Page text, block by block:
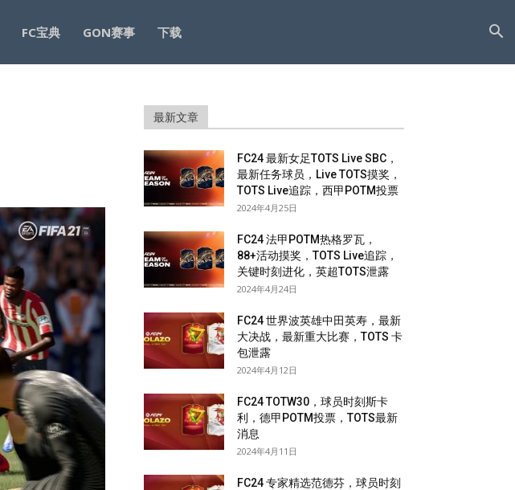
FC宝典 GON赛事 下载
最新文章
FC24 最新女足TOTS Live SBC，
最新任务球员，Live TOTS摸奖，
TOTS Live追踪，西甲POTM投票
2024年4月25日
FC24 法甲POTM热格罗瓦，
88+活动摸奖，TOTS Live追踪，
关键时刻进化，英超TOTS泄露
2024年4月24日
FC24 世界波英雄中田英寿，最新
大决战，最新重大比赛，TOTS 卡
包泄露
2024年4月12日
FC24 TOTW30，球员时刻斯卡
利，德甲POTM投票，TOTS最新
消息
2024年4月11日
FC24 专家精选范德芬，球员时刻